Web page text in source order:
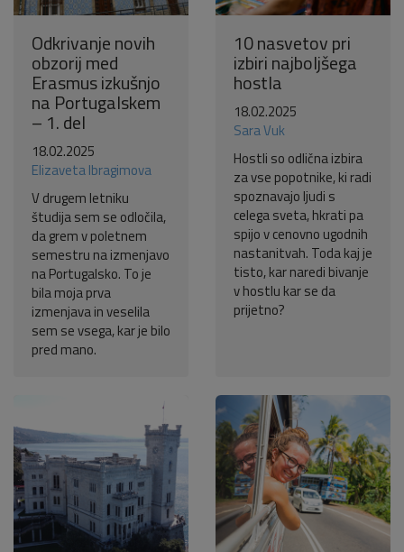
Odkrivanje novih
obzorij med
Erasmus izkušnjo
na Portugalskem
– 1. del
18.02.2025
Elizaveta Ibragimova
V drugem letniku
študija sem se odločila,
da grem v poletnem
semestru na izmenjavo
na Portugalsko. To je
bila moja prva
izmenjava in veselila
sem se vsega, kar je bilo
pred mano.
10 nasvetov pri
izbiri najboljšega
hostla
18.02.2025
Sara Vuk
Hostli so odlična izbira
za vse popotnike, ki radi
spoznavajo ljudi s
celega sveta, hkrati pa
spijo v cenovno ugodnih
nastanitvah. Toda kaj je
tisto, kar naredi bivanje
v hostlu kar se da
prijetno?